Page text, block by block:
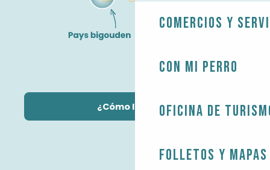
Comercios y
Con mi perro
Oficina de
Folletos y mapas
¿Cómo llegar?